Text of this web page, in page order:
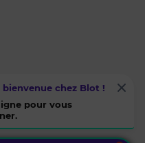
chez Blot !
pour vous